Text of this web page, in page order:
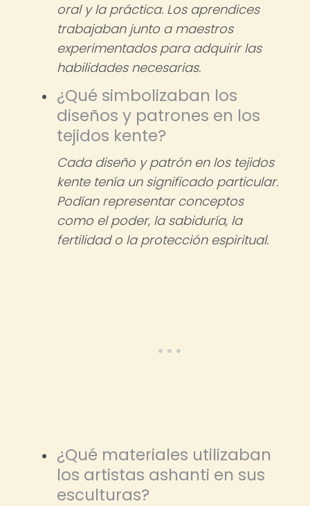
oral y la práctica. Los aprendices
trabajaban junto a maestros
experimentados para adquirir las
habilidades necesarias.
¿Qué simbolizaban los
diseños y patrones en los
tejidos kente?
Cada diseño y patrón en los tejidos
kente tenía un significado particular.
Podían representar conceptos
como el poder, la sabiduría, la
fertilidad o la protección espiritual.
¿Qué materiales utilizaban
los artistas ashanti en sus
esculturas?